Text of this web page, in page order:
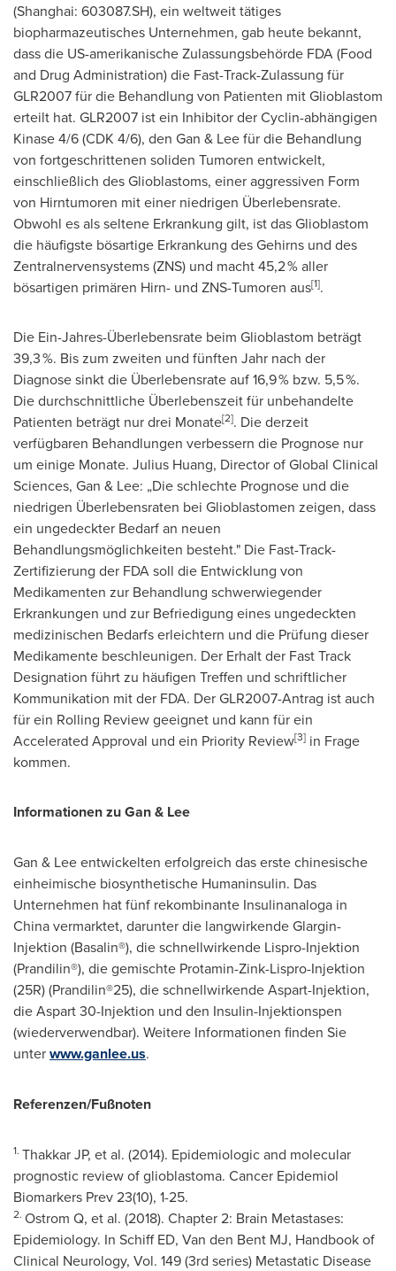
(Shanghai: 603087.SH), ein weltweit tätiges
biopharmazeutisches Unternehmen, gab heute bekannt,
dass die US-amerikanische Zulassungsbehörde FDA (Food
and Drug Administration) die Fast-Track-Zulassung für
GLR2007 für die Behandlung von Patienten mit Glioblastom
erteilt hat. GLR2007 ist ein Inhibitor der Cyclin-abhängigen
Kinase 4/6 (CDK 4/6), den Gan & Lee für die Behandlung
von fortgeschrittenen soliden Tumoren entwickelt,
einschließlich des Glioblastoms, einer aggressiven Form
von Hirntumoren mit einer niedrigen Überlebensrate.
Obwohl es als seltene Erkrankung gilt, ist das Glioblastom
die häufigste bösartige Erkrankung des Gehirns und des
Zentralnervensystems (ZNS) und macht 45,2 % aller
bösartigen primären Hirn- und ZNS-Tumoren aus[1].
Die Ein-Jahres-Überlebensrate beim Glioblastom beträgt
39,3 %. Bis zum zweiten und fünften Jahr nach der
Diagnose sinkt die Überlebensrate auf 16,9 % bzw. 5,5 %.
Die durchschnittliche Überlebenszeit für unbehandelte
Patienten beträgt nur drei Monate[2]. Die derzeit
verfügbaren Behandlungen verbessern die Prognose nur
um einige Monate. Julius Huang, Director of Global Clinical
Sciences, Gan & Lee: „Die schlechte Prognose und die
niedrigen Überlebensraten bei Glioblastomen zeigen, dass
ein ungedeckter Bedarf an neuen
Behandlungsmöglichkeiten besteht." Die Fast-Track-
Zertifizierung der FDA soll die Entwicklung von
Medikamenten zur Behandlung schwerwiegender
Erkrankungen und zur Befriedigung eines ungedeckten
medizinischen Bedarfs erleichtern und die Prüfung dieser
Medikamente beschleunigen. Der Erhalt der Fast Track
Designation führt zu häufigen Treffen und schriftlicher
Kommunikation mit der FDA. Der GLR2007-Antrag ist auch
für ein Rolling Review geeignet und kann für ein
Accelerated Approval und ein Priority Review[3] in Frage
kommen.
Informationen zu Gan & Lee
Gan & Lee entwickelten erfolgreich das erste chinesische
einheimische biosynthetische Humaninsulin. Das
Unternehmen hat fünf rekombinante Insulinanaloga in
Chinavermarktet, darunter die langwirkende Glargin-
Injektion (Basalin®), die schnellwirkende Lispro-Injektion
(Prandilin®), die gemischte Protamin-Zink-Lispro-Injektion
(25R) (Prandilin®25), die schnellwirkende Aspart-Injektion,
die Aspart 30-Injektion und den Insulin-Injektionspen
(wiederverwendbar). Weitere Informationen finden Sie
unterwww.ganlee.us.
Referenzen/Fußnoten
1. Thakkar JP, et al. (2014). Epidemiologic and molecular
prognostic review of glioblastoma. Cancer Epidemiol
Biomarkers Prev 23(10), 1-25.
2. Ostrom Q, et al. (2018). Chapter 2: Brain Metastases:
Epidemiology. In Schiff ED, Van den Bent MJ, Handbook of
Clinical Neurology, Vol. 149 (3rd series) Metastatic Disease